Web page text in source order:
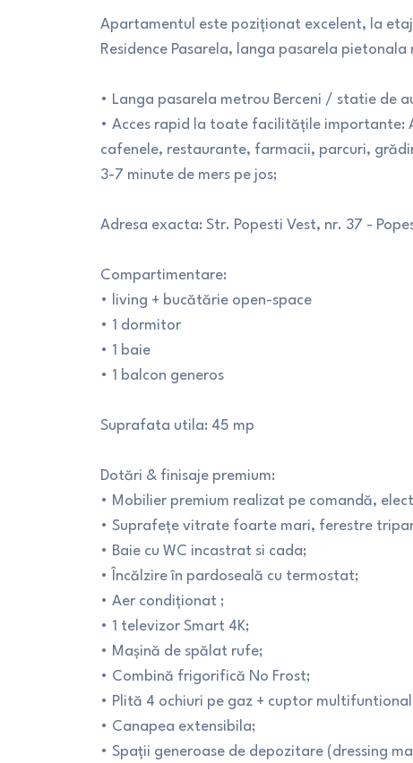
Apartamentul este poziționat excelent, la
Residence Pasarela, langa pasarela
• Langa pasarela metrou Berceni / statie de
• Acces rapid la toate facilitățile importante:
cafenele, restaurante, farmacii, parcuri,
3-7 minute de mers pe jos;
Adresa exacta: Str. Popesti Vest, nr. 37 -
Compartimentare:
• living + bucătărie open-space
• 1 dormitor
• 1 baie
• 1 balcon generos
Suprafata utila: 45 mp
Dotări & finisaje premium:
• Mobilier premium realizat pe comandă,
• Suprafețe vitrate foarte mari, ferestre
• Baie cu WC incastrat si cada;
• Încălzire în pardoseală cu termostat;
• Aer condiționat ;
• 1 televizor Smart 4K;
• Mașină de spălat rufe;
• Combină frigorifică No Frost;
• Plită 4 ochiuri pe gaz + cuptor
• Canapea extensibila;
• Spații generoase de depozitare (dressing